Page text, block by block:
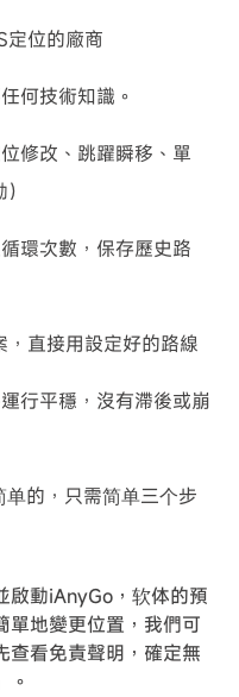
定位的廠商
何技術知識。
修改、跳躍瞬移、單
環次數，保存歷史路
直接用設定好的路線
行平穩，沒有滯後或崩
的，只需简单三个步
啟動iAnyGo，软体的預
單地變更位置，我們可
查看免責聲明，確定無
。